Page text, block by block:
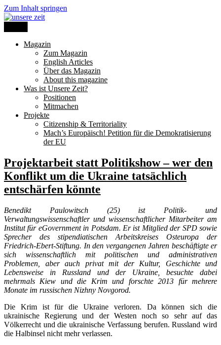
Zum Inhalt springen
unsere zeit
Magazin
Zum Magazin
English Articles
Über das Magazin
About this magazine
Was ist Unsere Zeit?
Positionen
Mitmachen
Projekte
Citizenship & Territoriality
Mach’s Europäisch! Petition für die Demokratisierung
der EU
Projektarbeit statt Politikshow – wer den
Konflikt um die Ukraine tatsächlich
entschärfen könnte
Benedikt Paulowitsch (25) ist Politik- und
Verwaltungswissenschaftler und wissenschaftlicher Mitarbeiter am
Institut für eGovernment in Potsdam. Er ist Mitglied der SPD sowie
Sprecher des stipendiatischen Arbeitskreises Osteuropa der
Friedrich-Ebert-Stiftung. In den vergangenen Jahren beschäftigte er
sich wissenschaftlich mit politischen und administrativen
Problemen, aber auch privat mit der Kultur, Geschichte und
Lebensweise in Russland und der Ukraine, besuchte dabei
mehrmals Kiew und die Krim und forschte 2013 für mehrere
Monate im russischen Nizhny Novgorod.
Die Krim ist für die Ukraine verloren. Da können sich die
ukrainische Regierung und der Westen noch so sehr auf das
Völkerrecht und die ukrainische Verfassung berufen. Russland wird
die Halbinsel nicht mehr verlassen.